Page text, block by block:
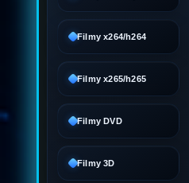
Filmy x264/h264
Filmy x265/h265
Filmy DVD
Filmy 3D